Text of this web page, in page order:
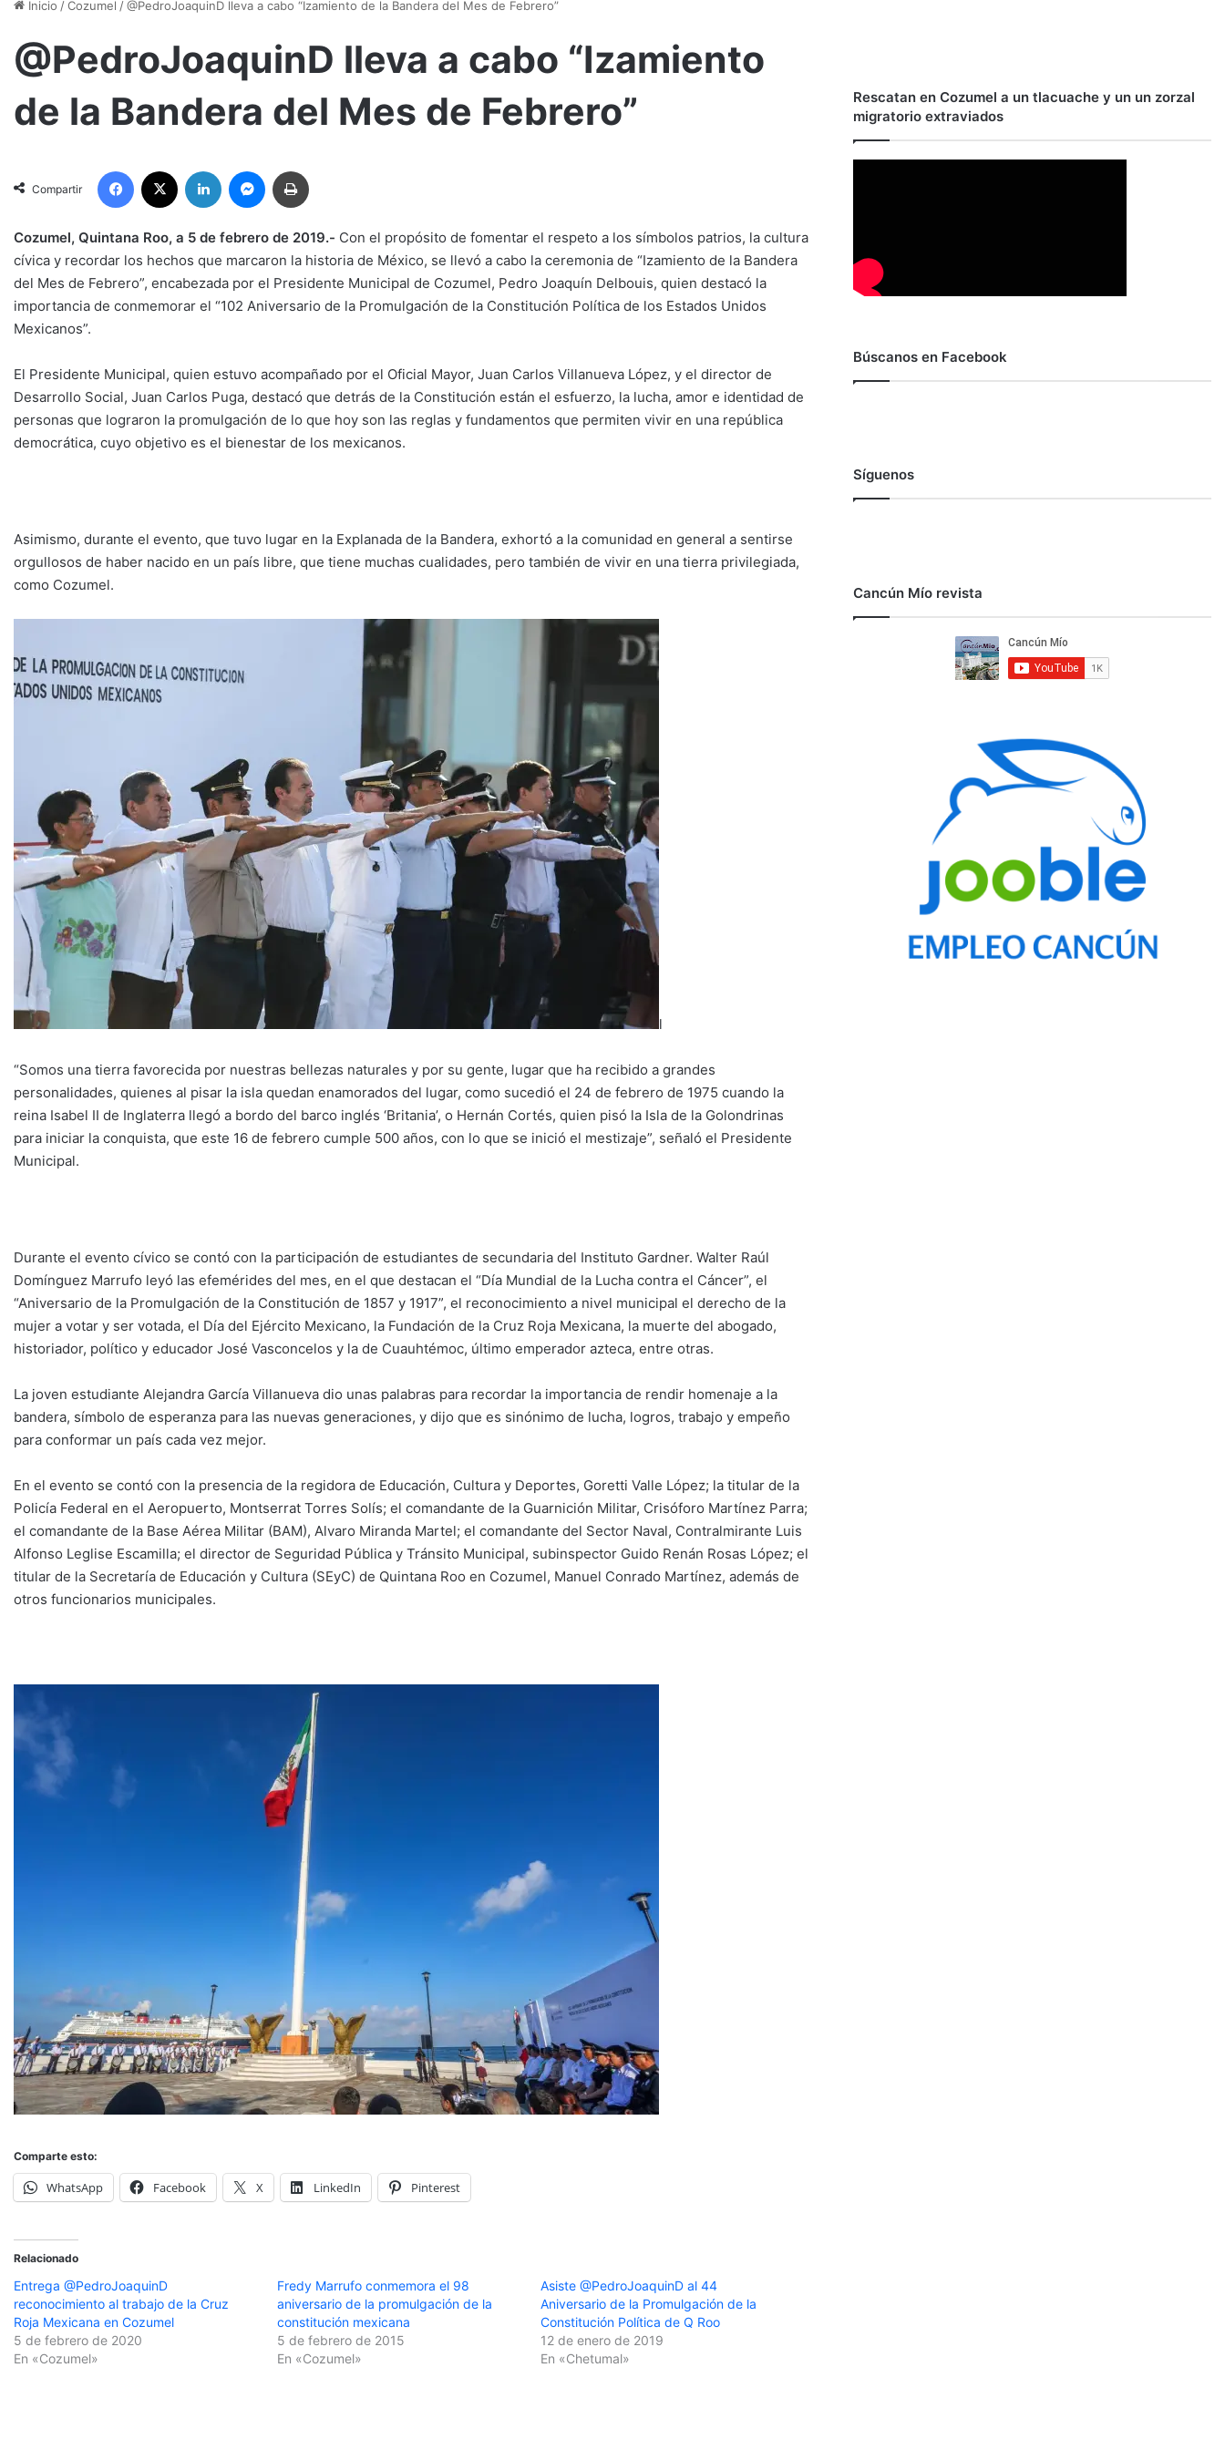
Inicio /Cozumel /@PedroJoaquinD lleva a cabo “Izamiento de la Bandera del Mes de Febrero”
@PedroJoaquinD lleva a cabo “Izamiento
de la Bandera del Mes de Febrero”
Compartir
Cozumel, Quintana Roo, a 5 de febrero de 2019.- Con el propósito de fomentar el respeto a los símbolos patrios, la cultura
cívica y recordar los hechos que marcaron la historia de México, se llevó a cabo la ceremonia de “Izamiento de la Bandera
del Mes de Febrero”, encabezada por el Presidente Municipal de Cozumel, Pedro Joaquín Delbouis, quien destacó la
importancia de conmemorar el “102 Aniversario de la Promulgación de la Constitución Política de los Estados Unidos
Mexicanos”.
El Presidente Municipal, quien estuvo acompañado por el Oficial Mayor, Juan Carlos Villanueva López, y el director de
Desarrollo Social, Juan Carlos Puga, destacó que detrás de la Constitución están el esfuerzo, la lucha, amor e identidad de
personas que lograron la promulgación de lo que hoy son las reglas y fundamentos que permiten vivir en una república
democrática, cuyo objetivo es el bienestar de los mexicanos.
Asimismo, durante el evento, que tuvo lugar en la Explanada de la Bandera, exhortó a la comunidad en general a sentirse
orgullosos de haber nacido en un país libre, que tiene muchas cualidades, pero también de vivir en una tierra privilegiada,
como Cozumel.
l
“Somos una tierra favorecida por nuestras bellezas naturales y por su gente, lugar que ha recibido a grandes
personalidades, quienes al pisar la isla quedan enamorados del lugar, como sucedió el 24 de febrero de 1975 cuando la
reina Isabel II de Inglaterra llegó a bordo del barco inglés ‘Britania’, o Hernán Cortés, quien pisó la Isla de la Golondrinas
para iniciar la conquista, que este 16 de febrero cumple 500 años, con lo que se inició el mestizaje”, señaló el Presidente
Municipal.
Durante el evento cívico se contó con la participación de estudiantes de secundaria del Instituto Gardner. Walter Raúl
Domínguez Marrufo leyó las efemérides del mes, en el que destacan el “Día Mundial de la Lucha contra el Cáncer”, el
“Aniversario de la Promulgación de la Constitución de 1857 y 1917”, el reconocimiento a nivel municipal el derecho de la
mujer a votar y ser votada, el Día del Ejército Mexicano, la Fundación de la Cruz Roja Mexicana, la muerte del abogado,
historiador, político y educador José Vasconcelos y la de Cuauhtémoc, último emperador azteca, entre otras.
La joven estudiante Alejandra García Villanueva dio unas palabras para recordar la importancia de rendir homenaje a la
bandera, símbolo de esperanza para las nuevas generaciones, y dijo que es sinónimo de lucha, logros, trabajo y empeño
para conformar un país cada vez mejor.
En el evento se contó con la presencia de la regidora de Educación, Cultura y Deportes, Goretti Valle López; la titular de la
Policía Federal en el Aeropuerto, Montserrat Torres Solís; el comandante de la Guarnición Militar, Crisóforo Martínez Parra;
el comandante de la Base Aérea Militar (BAM), Alvaro Miranda Martel; el comandante del Sector Naval, Contralmirante Luis
Alfonso Leglise Escamilla; el director de Seguridad Pública y Tránsito Municipal, subinspector Guido Renán Rosas López; el
titular de la Secretaría de Educación y Cultura (SEyC) de Quintana Roo en Cozumel, Manuel Conrado Martínez, además de
otros funcionarios municipales.
Comparte esto:
WhatsApp Facebook X LinkedIn Pinterest
Relacionado
Entrega @PedroJoaquinD
reconocimiento al trabajo de la Cruz
Roja Mexicana en Cozumel
5 de febrero de 2020
En «Cozumel»
Fredy Marrufo conmemora el 98
aniversario de la promulgación de la
constitución mexicana
5 de febrero de 2015
En «Cozumel»
Asiste @PedroJoaquinD al 44
Aniversario de la Promulgación de la
Constitución Política de Q Roo
12 de enero de 2019
En «Chetumal»
Rescatan en Cozumel a un tlacuache y un un zorzal
migratorio extraviados
Búscanos en Facebook
Síguenos
Cancún Mío revista